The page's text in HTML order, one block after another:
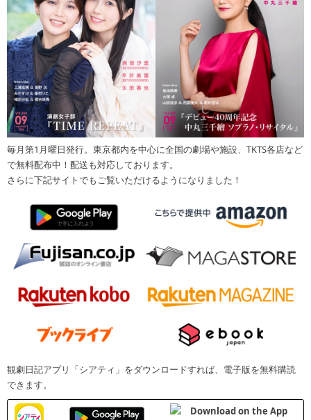
毎月第1月曜日発行。東京都内を中心に全国の劇場や施設、TKTS各店など
で無料配布中！配送も対応しております。
さらに下記サイトでもご覧いただけるようになりました！
観劇日記アプリ「シアティ」をダウンロードすれば、電子版を無料購読
できます。